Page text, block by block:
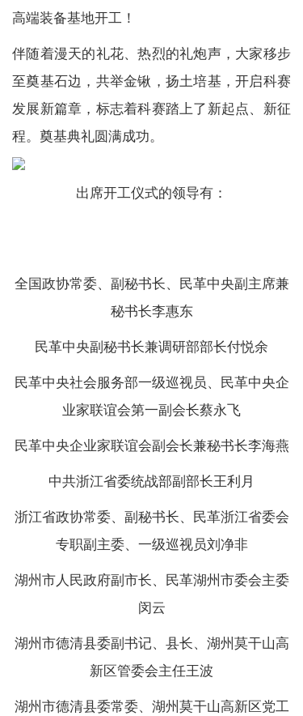
高端装备基地开工！
伴随着漫天的礼花、热烈的礼炮声，大家移步
至奠基石边，共举金锹，扬土培基，开启科赛
发展新篇章，标志着科赛踏上了新起点、新征
程。奠基典礼圆满成功。
出席开工仪式的领导有：
全国政协常委、副秘书长、民革中央副主席兼
秘书长李惠东
民革中央副秘书长兼调研部部长付悦余
民革中央社会服务部一级巡视员、民革中央企
业家联谊会第一副会长蔡永飞
民革中央企业家联谊会副会长兼秘书长李海燕
中共浙江省委统战部副部长王利月
浙江省政协常委、副秘书长、民革浙江省委会
专职副主委、一级巡视员刘净非
湖州市人民政府副市长、民革湖州市委会主委
闵云
湖州市德清县委副书记、县长、湖州莫干山高
新区管委会主任王波
湖州市德清县委常委、湖州莫干山高新区党工